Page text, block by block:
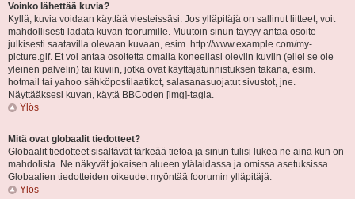
Voinko lähettää kuvia?
Kyllä, kuvia voidaan käyttää viesteissäsi. Jos ylläpitäjä on sallinut liitteet, voit
mahdollisesti ladata kuvan foorumille. Muutoin sinun täytyy antaa osoite
julkisesti saatavilla olevaan kuvaan, esim. http://www.example.com/my-
picture.gif. Et voi antaa osoitetta omalla koneellasi oleviin kuviin (ellei se ole
yleinen palvelin) tai kuviin, jotka ovat käyttäjätunnistuksen takana, esim.
hotmail tai yahoo sähköpostilaatikot, salasanasuojatut sivustot, jne.
Näyttääksesi kuvan, käytä BBCoden [img]-tagia.
Ylös
Mitä ovat globaalit tiedotteet?
Globaalit tiedotteet sisältävät tärkeää tietoa ja sinun tulisi lukea ne aina kun on
mahdolista. Ne näkyvät jokaisen alueen ylälaidassa ja omissa asetuksissa.
Globaalien tiedotteiden oikeudet myöntää foorumin ylläpitäjä.
Ylös